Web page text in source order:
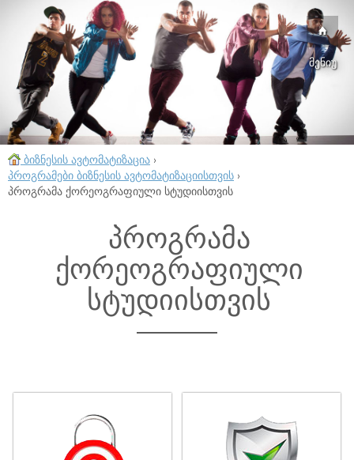
მენიუ
ბიზნესის ავტომატიზაცია ›
პროგრამები ბიზნესის ავტომატიზაციისთვის ›
პროგრამა ქორეოგრაფიული სტუდიისთვის
პროგრამა
ქორეოგრაფიული
სტუდიისთვის